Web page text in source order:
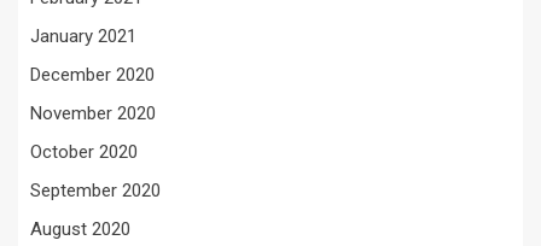
January 2021
December 2020
November 2020
October 2020
September 2020
August 2020